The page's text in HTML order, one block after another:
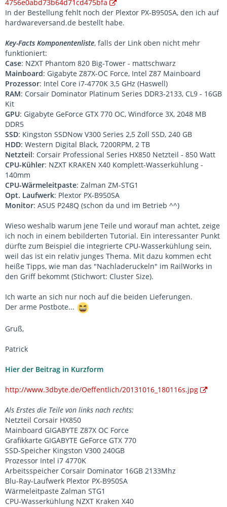
4756e0abd73b64d71cd475bfa
In der Bestellung fehlt noch der Plextor PX-B950SA, den ich auf
hardwareversand.de bestellt habe.
Key-Facts Komponentenliste, falls der Link oben nicht mehr
funktioniert:
Case: NZXT Phantom 820 Big-Tower - mattschwarz
Mainboard: Gigabyte Z87X-OC Force, Intel Z87 Mainboard
Prozessor: Intel Core i7-4770K 3,5 GHz (Haswell)
RAM: Corsair Dominator Platinum Series DDR3-2133, CL9 - 16GB
Kit
GPU: Gigabyte GeForce GTX 770 OC, Windforce 3X, 2048 MB
DDR5
SSD: Kingston SSDNow V300 Series 2,5 Zoll SSD, 240 GB
HDD: Western Digital Black, 7200RPM, 2 TB
Netzteil: Corsair Professional Series HX850 Netzteil - 850 Watt
CPU-Kühler: NZXT KRAKEN X40 Komplett-Wasserkühlung -
140mm
CPU-Wärmeleitpaste: Zalman ZM-STG1
Opt. Laufwerk: Plextor PX-B950SA
Monitor: ASUS P248Q (schon da und im Betrieb ^^)
Wieso weshalb warum jene Teile und worauf man achtet, zeige
ich noch in einem bebilderten Tutorial. Ein interessanter Punkt
dürfte zum Beispiel die integrierte CPU-Wasserkühlung sein,
weil das ist ein relativ junges Thema. Mit dazu kommen echt
heiße Tipps, wie man das "Nachladeruckeln" im RailWorks in
den Griff bekommt (Stichwort: Cluster Size).
Ich warte an sich nur noch auf die beiden Lieferungen.
Der arme Postbote...
Gruß,
Patrick
Hier der Beitrag in Kurzform
http://www.3dbyte.de/Oeffentlich/20131016_180116s.jpg
Als Erstes die Teile von links nach rechts:
Netzteil Corsair HX850
Mainboard GIGABYTE Z87X OC Force
Grafikkarte GIGABYTE GeForce GTX 770
SSD-Speicher Kingston V300 240GB
Prozessor Intel i7 4770K
Arbeitsspeicher Corsair Dominator 16GB 2133Mhz
Blu-Ray-Laufwerk Plextor PX-B950SA
Wärmeleitpaste Zalman STG1
CPU-Wasserkühlung NZXT Kraken X40